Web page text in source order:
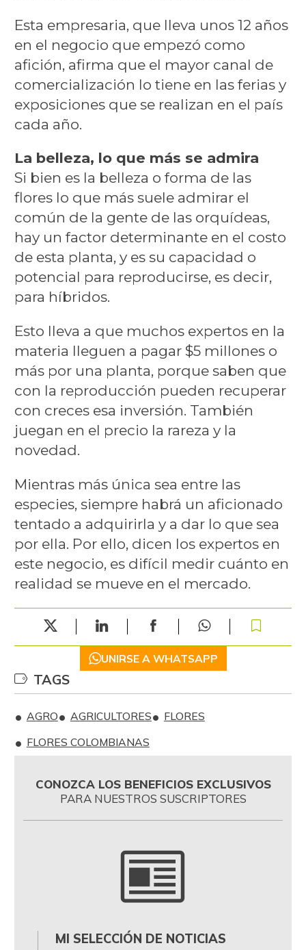
Esta empresaria, que lleva unos 12 años
en el negocio que empezó como
afición, afirma que el mayor canal de
comercialización lo tiene en las ferias y
exposiciones que se realizan en el país
cada año.
La belleza, lo que más se admira
Si bien es la belleza o forma de las
flores lo que más suele admirar el
común de la gente de las orquídeas,
hay un factor determinante en el costo
de esta planta, y es su capacidad o
potencial para reproducirse, es decir,
para híbridos.
Esto lleva a que muchos expertos en la
materia lleguen a pagar $5 millones o
más por una planta, porque saben que
con la reproducción pueden recuperar
con creces esa inversión. También
juegan en el precio la rareza y la
novedad.
Mientras más única sea entre las
especies, siempre habrá un aficionado
tentado a adquirirla y a dar lo que sea
por ella. Por ello, dicen los expertos en
este negocio, es difícil medir cuánto en
realidad se mueve en el mercado.
UNIRSE A WHATSAPP
TAGS
AGRO AGRICULTORES
FLORES
FLORES COLOMBIANAS
CONOZCA LOS BENEFICIOS EXCLUSIVOS
PARA NUESTROS SUSCRIPTORES
MI SELECCIÓN DE NOTICIAS